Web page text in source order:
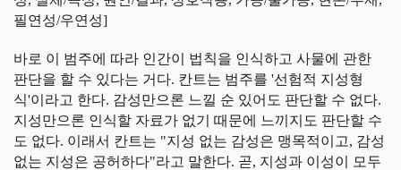
필연성/우연성]
바로 이 범주에 따라 인간이 법칙을 인식하고 사물에 관한
판단을 할 수 있다는 거다. 칸트는 범주를 '선험적 지성형
식'이라고 한다. 감성만으론 느낄 순 있어도 판단할 수 없다.
지성만으론 인식할 자료가 없기 때문에 느끼지도 판단할 수
도 없다. 이래서 칸트는 "지성 없는 감성은 맹목적이고, 감성
없는 지성은 공허하다"라고 말한다. 곧, 지성과 이성이 모두